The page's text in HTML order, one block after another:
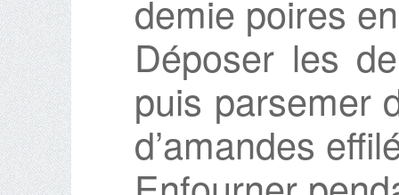
demie poires
Déposer les
puis parsemer
d’amandes